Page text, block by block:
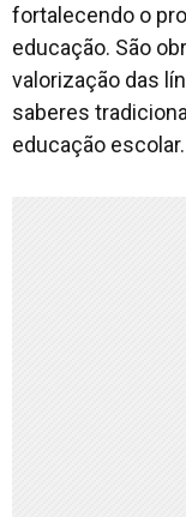
fortalecendo o
educação. São
valorização das
saberes
educação escolar.